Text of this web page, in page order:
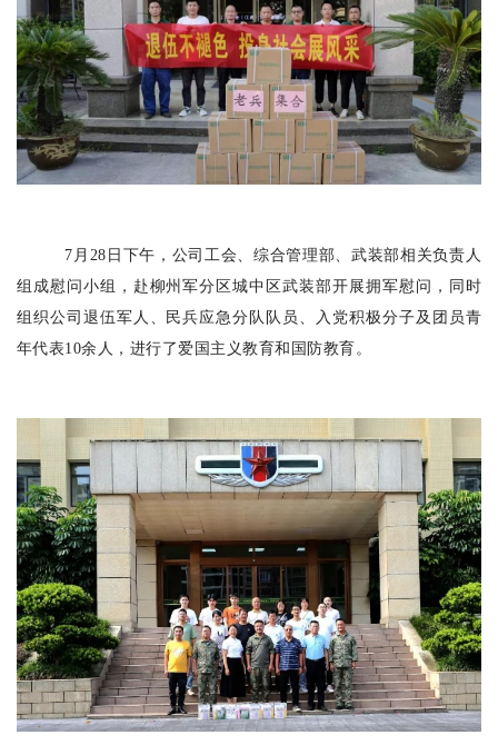
7月28日下午，公司工会、综合管理部、武装部相关负责人
组成慰问小组，赴柳州军分区城中区武装部开展拥军慰问，同时
组织公司退伍军人、民兵应急分队队员、入党积极分子及团员青
年代表10余人，进行了爱国主义教育和国防教育。